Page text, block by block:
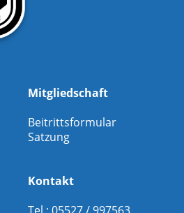
Mitgliedschaft
Beitrittsformular
Satzung
Kontakt